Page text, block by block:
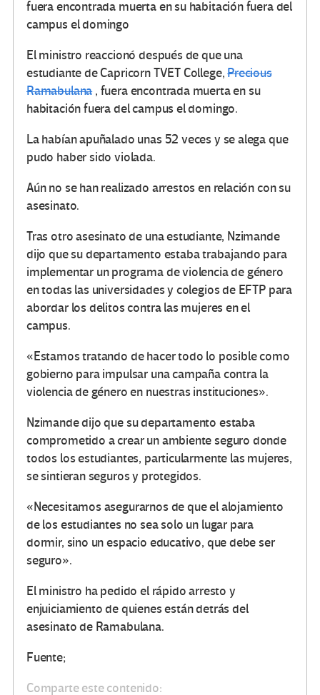
fuera encontrada muerta en su habitación fuera del
campus el domingo
El ministro reaccionó después de que una
estudiante de Capricorn TVET College,Precious
Ramabulana, fuera encontrada muerta en su
habitación fuera del campus el domingo.
La habían apuñalado unas 52 veces y se alega que
pudo haber sido violada.
Aún no se han realizado arrestos en relación con su
asesinato.
Tras otro asesinato de una estudiante, Nzimande
dijo que su departamento estaba trabajando para
implementar un programa de violencia de género
en todas las universidades y colegios de EFTP para
abordar los delitos contra las mujeres en el
campus.
«Estamos tratando de hacer todo lo posible como
gobierno para impulsar una campaña contra la
violencia de género en nuestras instituciones».
Nzimande dijo que su departamento estaba
comprometido a crear un ambiente seguro donde
todos los estudiantes, particularmente las mujeres,
se sintieran seguros y protegidos.
«Necesitamos asegurarnos de que el alojamiento
de los estudiantes no sea solo un lugar para
dormir, sino un espacio educativo, que debe ser
seguro».
El ministro ha pedido el rápido arresto y
enjuiciamiento de quienes están detrás del
asesinato de Ramabulana.
Fuente;
Comparte este contenido: